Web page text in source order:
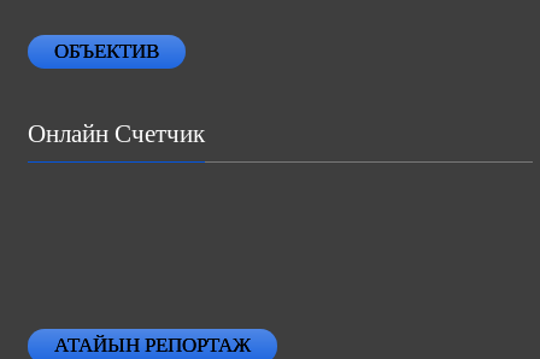
ОБЪЕКТИВ
Онлайн Счетчик
АТАЙЫН РЕПОРТАЖ